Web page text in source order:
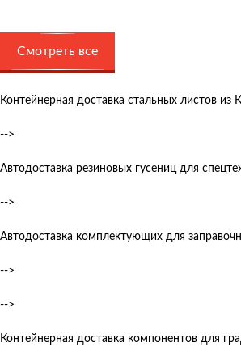
Смотреть все
Контейнерная доставка стальных листов из
-->
Автодоставка резиновых гусениц для
-->
Автодоставка комплектующих для
-->
-->
Контейнерная доставка компонентов для